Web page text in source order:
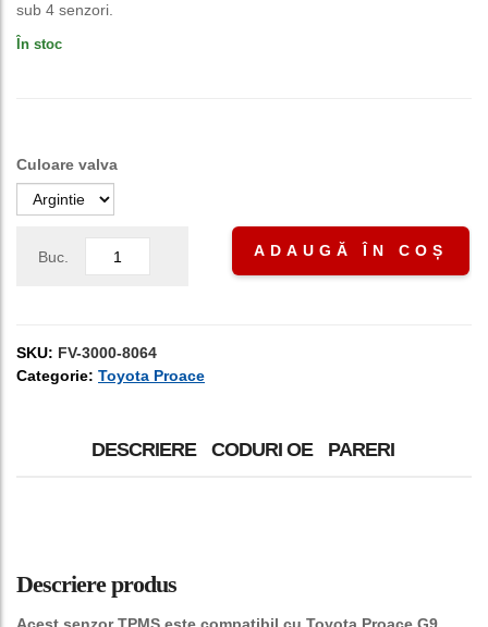
sub 4 senzori.
În stoc
Culoare valva
Buc. ADAUGĂ ÎN COȘ
SKU: FV-3000-8064
Categorie: Toyota Proace
DESCRIERE CODURI OE PARERI
Descriere produs